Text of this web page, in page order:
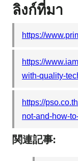
ลิงก์ที่มา
https://
https://
with-quality-
https://
not-and-how-
関連記事: